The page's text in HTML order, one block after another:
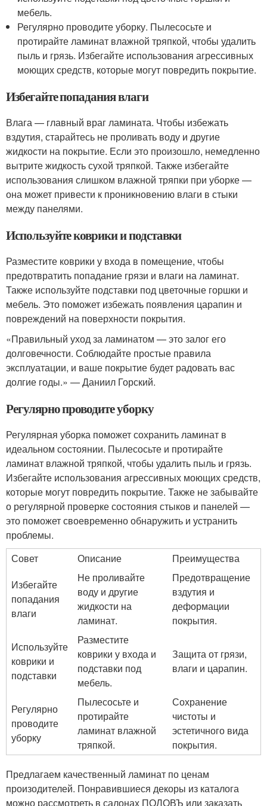
мебель.
Регулярно проводите уборку. Пылесосьте и
протирайте ламинат влажной тряпкой, чтобы удалить
пыль и грязь. Избегайте использования агрессивных
моющих средств, которые могут повредить покрытие.
Избегайте попадания влаги
Влага — главный враг ламината. Чтобы избежать
вздутия, старайтесь не проливать воду и другие
жидкости на покрытие. Если это произошло, немедленно
вытрите жидкость сухой тряпкой. Также избегайте
использования слишком влажной тряпки при уборке —
она может привести к проникновению влаги в стыки
между панелями.
Используйте коврики и подставки
Разместите коврики у входа в помещение, чтобы
предотвратить попадание грязи и влаги на ламинат.
Также используйте подставки под цветочные горшки и
мебель. Это поможет избежать появления царапин и
повреждений на поверхности покрытия.
«Правильный уход за ламинатом — это залог его
долговечности. Соблюдайте простые правила
эксплуатации, и ваше покрытие будет радовать вас
долгие годы.» — Даниил Горский.
Регулярно проводите уборку
Регулярная уборка поможет сохранить ламинат в
идеальном состоянии. Пылесосьте и протирайте
ламинат влажной тряпкой, чтобы удалить пыль и грязь.
Избегайте использования агрессивных моющих средств,
которые могут повредить покрытие. Также не забывайте
о регулярной проверке состояния стыков и панелей —
это поможет своевременно обнаружить и устранить
проблемы.
Совет
Описание
Преимущества
Избегайте
попадания
влаги
Не проливайте
воду и другие
жидкости на
ламинат.
Предотвращение
вздутия и
деформации
покрытия.
Используйте
коврики и
подставки
Разместите
коврики у входа и
подставки под
мебель.
Защита от грязи,
влаги и царапин.
Регулярно
проводите
уборку
Пылесосьте и
протирайте
ламинат влажной
тряпкой.
Сохранение
чистоты и
эстетичного вида
покрытия.
Предлагаем качественный ламинат по ценам
произодителей. Понравившиеся декоры из каталога
можно рассмотреть в салонах ПОЛОВЪ или заказать